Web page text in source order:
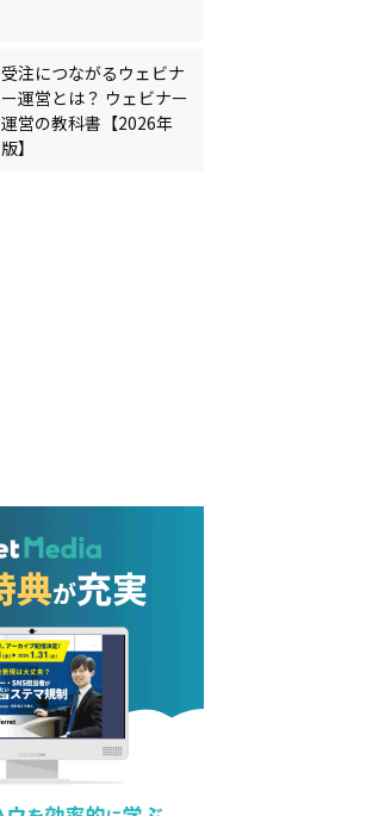
受注につながるウェビナ
ー運営とは？ ウェビナー
運営の教科書【2026年
版】